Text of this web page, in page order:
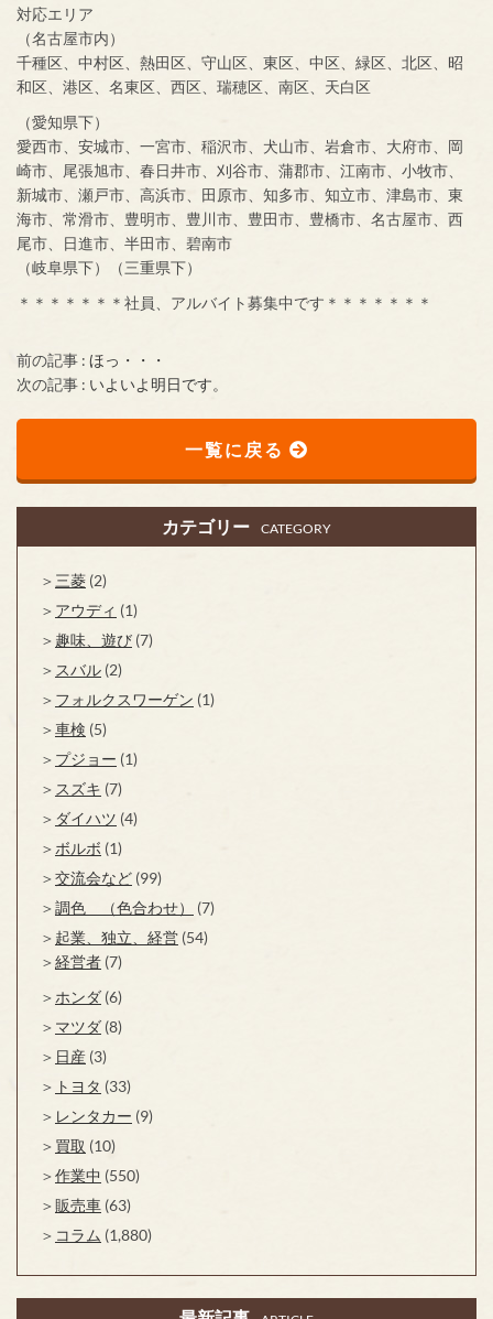
対応エリア
（名古屋市内）
千種区、中村区、熱田区、守山区、東区、中区、緑区、北区、昭
和区、港区、名東区、西区、瑞穂区、南区、天白区
（愛知県下）
愛西市、安城市、一宮市、稲沢市、犬山市、岩倉市、大府市、岡
崎市、尾張旭市、春日井市、刈谷市、蒲郡市、江南市、小牧市、
新城市、瀬戸市、高浜市、田原市、知多市、知立市、津島市、東
海市、常滑市、豊明市、豊川市、豊田市、豊橋市、名古屋市、西
尾市、日進市、半田市、碧南市
（岐阜県下）（三重県下）
＊＊＊＊＊＊＊社員、アルバイト募集中です＊＊＊＊＊＊＊
前の記事 : ほっ・・・
次の記事 : いよいよ明日です。
一覧に戻る
カテゴリー CATEGORY
三菱 (2)
アウディ (1)
趣味、遊び (7)
スバル (2)
フォルクスワーゲン (1)
車検 (5)
プジョー (1)
スズキ (7)
ダイハツ (4)
ボルボ (1)
交流会など (99)
調色 （色合わせ）
(7)
起業、独立、経営 (54)
経営者 (7)
ホンダ (6)
マツダ (8)
日産 (3)
トヨタ (33)
レンタカー (9)
買取 (10)
作業中 (550)
販売車 (63)
コラム (1,880)